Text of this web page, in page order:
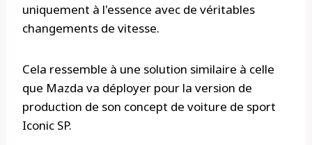
uniquement à l'essence avec de véritables
changements de vitesse.
Cela ressemble à une solution similaire à celle
que Mazda va déployer pour la version de
production de son concept de voiture de sport
Iconic SP.